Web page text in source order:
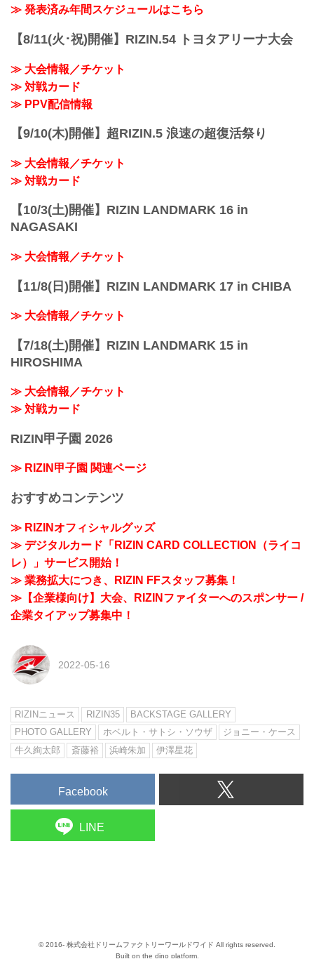
久絢太郎 vs. 斎藤裕
（WIN）牛久絢太郎 vs. 斎藤裕（LOSE）
いきます。
≫ 発表済み年間スケジュールはこちら
【8/11(火･祝)開催】RIZIN.54 トヨタアリーナ大会
≫ 大会情報／チケット
≫ 対戦カード
≫ PPV配信情報
【9/10(木)開催】超RIZIN.5 浪速の超復活祭り
≫ 大会情報／チケット
≫ 対戦カード
【10/3(土)開催】RIZIN LANDMARK 16 in
NAGASAKI
≫ 大会情報／チケット
【11/8(日)開催】RIZIN LANDMARK 17 in CHIBA
≫ 大会情報／チケット
【7/18(土)開催】RIZIN LANDMARK 15 in
HIROSHIMA
≫ 大会情報／チケット
≫ 対戦カード
RIZIN甲子園 2026
≫ RIZIN甲子園 関連ページ
おすすめコンテンツ
≫ RIZINオフィシャルグッズ
≫ デジタルカード「RIZIN CARD COLLECTION（ライコ
レ）」サービス開始！
≫ 業務拡大につき、RIZIN FFスタッフ募集！
≫【企業様向け】大会、RIZINファイターへのスポンサー /
企業タイアップ募集中！
2022-05-16
RIZINニュース RIZIN35
BACKSTAGE GALLERY
PHOTO GALLERY
ホベルト・サトシ・ソウザ
ジョニー・ケース
牛久絢太郎
斎藤裕 浜崎朱加 伊澤星花
Facebook
LINE
© 2016- 株式会社ドリームファクトリーワールドワイド All rights reserved.
Built on the dino platform.